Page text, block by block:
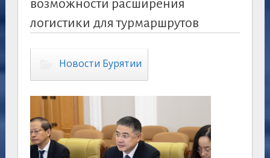
возможности расширения
логистики для турмаршрутов
Новости Бурятии